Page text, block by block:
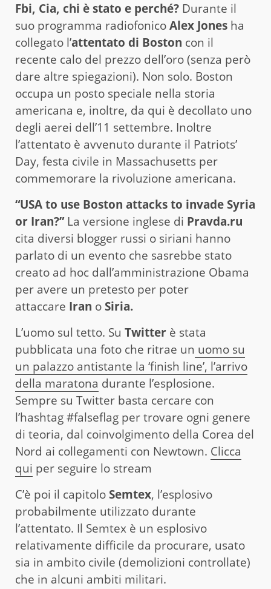
Fbi, Cia, chi è stato e perché? Durante il
suo programma radiofonicoAlex Jones ha
collegato l’attentato di Boston con il
recente calo del prezzo dell’oro (senza però
dare altre spiegazioni). Non solo. Boston
occupa un posto speciale nella storia
americana e, inoltre, da qui è decollato uno
degli aerei dell’11 settembre. Inoltre
l’attentato è avvenuto durante il Patriots’
Day, festa civile in Massachusetts per
commemorare la rivoluzione americana.
“USA to use Boston attacks to invade Syria
or Iran?” La versione inglese di Pravda.ru
cita diversi blogger russi o siriani hanno
parlato di un evento che sasrebbe stato
creato ad hoc dall’amministrazione Obama
per avere un pretesto per poter
attaccare Iran o Siria.
L’uomo sul tetto. Su Twitter è stata
pubblicata una foto che ritrae un uomo su
un palazzo antistante la ‘finish line’, l’arrivo
della maratona durante l’esplosione.
Sempre su Twitter basta cercare con
l’hashtag #falseflag per trovare ogni genere
di teoria, dal coinvolgimento della Corea del
Nord ai collegamenti con Newtown. Clicca
qui per seguire lo stream
C’è poi il capitolo Semtex, l’esplosivo
probabilmente utilizzato durante
l’attentato. Il Semtex è un esplosivo
relativamente difficile da procurare, usato
sia in ambito civile (demolizioni controllate)
che in alcuni ambiti militari.